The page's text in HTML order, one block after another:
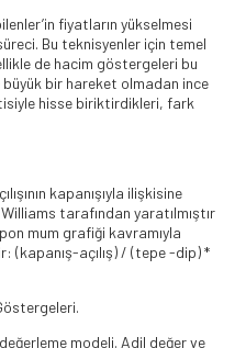
fiyatların yükselmesi
Bu teknisyenler için temel
de hacim göstergeleri bu
büyük bir hareket olmadan ince
hisse biriktirdikleri, fark
kapanışıyla ilişkisine
tarafından yaratılmıştır
mum grafiği kavramıyla
(kapanış-açılış) / (tepe -dip) *
modeli. Adil değer ve